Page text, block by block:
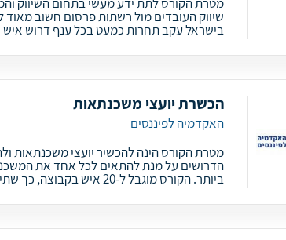
שיווק העובדים מול רשתות פרסום חשוב מאוד
בישראל עקב תחרות כמעט בכל ענף דרוש איש
הכשרת יועצי משכנתאות
האקדמיה לפיננסים
מטרת הקורס הינה להכשיר יועצי משכנתאות
הדרושים על מנת להתאים לכל אחד את
ביותר. הקורס מוגבל ל-20 איש בקבוצה, כך שתיהנו מהיתרונות הגלומים